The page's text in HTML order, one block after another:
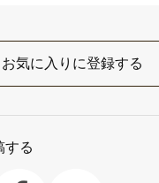
お気に入りに登録する
する